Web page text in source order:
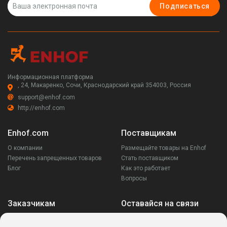
Подписаться
Информационная платформа
, 24, Макаренко, Сочи, Краснодарский край 354003, Россия
support@enhof.com
http://enhof.com
Enhof.com
О компании
Перечень запрещенных товаров
Блог
Поставщикам
Размещайте товары на Enhof
Стать поставщиком
Как это работает
Вопросы
Заказчикам Оставайся на связи